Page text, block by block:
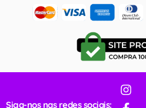
Siga-nos nas redes sociais: